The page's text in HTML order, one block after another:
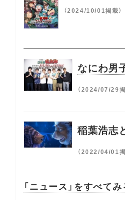
（2024/10/01掲載）
なにわ男
（2024/07/29掲
稲葉浩志
（2022/04/01掲
「ニュース」をすべて